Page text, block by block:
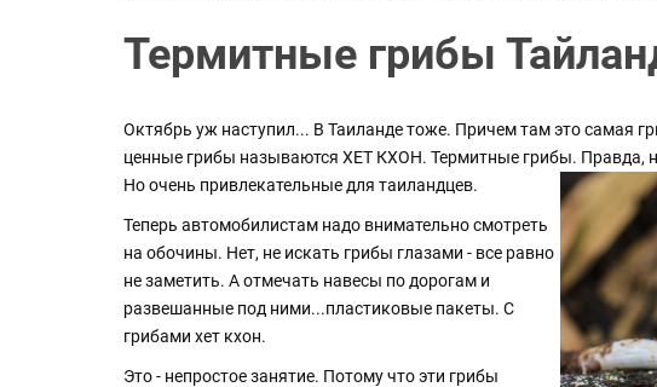
Термитные грибы
Октябрь уж наступил... В Таиланде тоже. Причем там это самая
ценные грибы называются ХЕТ КХОН. Термитные грибы. Правда,
Но очень привлекательные для таиландцев.
Теперь автомобилистам надо внимательно смотреть
на обочины. Нет, не искать грибы глазами - все равно
не заметить. А отмечать навесы по дорогам и
развешанные под ними...пластиковые пакеты. С
грибами хет кхон.
Это - непростое занятие. Потому что эти грибы